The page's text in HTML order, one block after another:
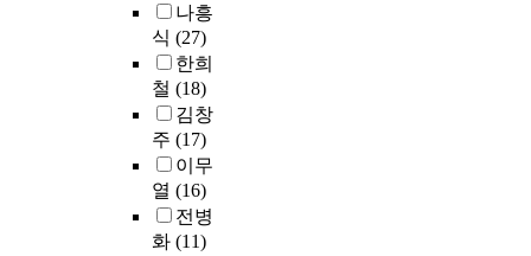
나흥
식 (27)
한희
철 (18)
김창
주 (17)
이무
열 (16)
전병
화 (11)